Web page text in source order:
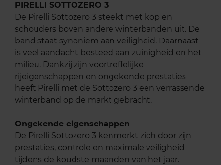
PIRELLI SOTTOZERO 3
De Pirelli Sottozero 3 steekt met kop en
schouders boven andere winterbanden uit. De
band staat synoniem aan veiligheid. Daarnaast
is veel aandacht besteed aan zuinigheid en het
milieu. Dankzij zijn voortreffelijke
rijeigenschappen en ongekende prestaties
heeft Pirelli met de Sottozero 3 een verrassende
winterband op de markt gebracht.
Ongekende eigenschappen
De Pirelli Sottozero 3 kenmerkt zich door zijn
prestaties, controle en maximale veiligheid
tijdens de koudste maanden van het jaar.